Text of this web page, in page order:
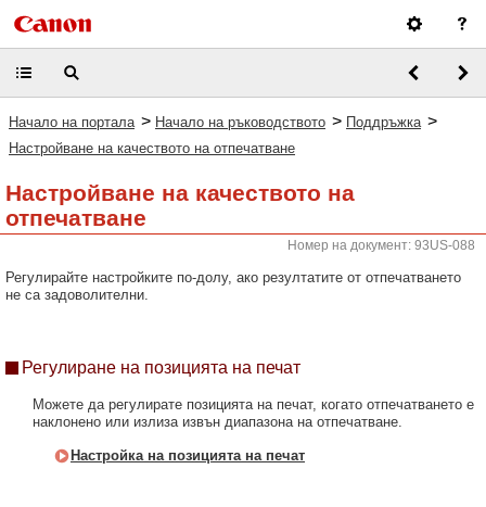
Начало на портала > Начало на ръководството > Поддръжка >
Настройване на качеството на отпечатване
Настройване на качеството на
отпечатване
Номер на документ: 93US-088
Регулирайте настройките по-долу, ако резултатите от отпечатването
не са задоволителни.
Регулиране на позицията на печат
Можете да регулирате позицията на печат, когато отпечатването е
наклонено или излиза извън диапазона на отпечатване.
Настройка на позицията на печат